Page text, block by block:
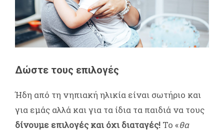
Δώστε τους επιλογές
Ήδη από τη νηπιακή ηλικία είναι σωτήριο και
για εμάς αλλά και για τα ίδια τα παιδιά να τους
δίνουμε επιλογές και όχι διαταγές! Το «θα